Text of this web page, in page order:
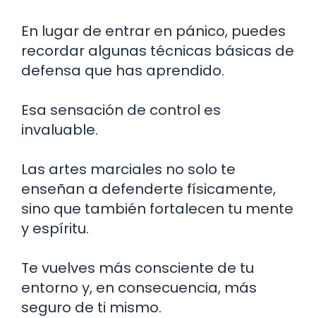
En lugar de entrar en pánico, puedes
recordar algunas técnicas básicas de
defensa que has aprendido.
Esa sensación de control es
invaluable.
Las artes marciales no solo te
enseñan a defenderte físicamente,
sino que también fortalecen tu mente
y espíritu.
Te vuelves más consciente de tu
entorno y, en consecuencia, más
seguro de ti mismo.